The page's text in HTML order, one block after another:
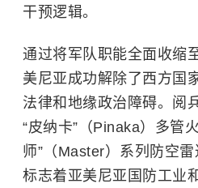
干预逻辑。
通过将军队职能全面收缩
美尼亚成功解除了西方国
法律和地缘政治障碍。阅
“皮纳卡”（Pinaka）多管
师”（Master）系列防空雷
标志着亚美尼亚国防工业